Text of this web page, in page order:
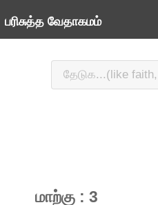
பரிசுத்த வேதாகமம்
மாற்கு : 3